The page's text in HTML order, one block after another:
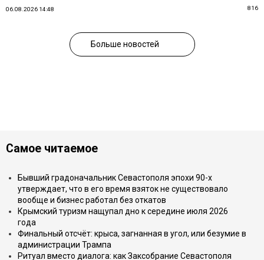
06.08.2026 14:48 816
Больше новостей
Самое читаемое
Бывший градоначальник Севастополя эпохи 90-х
утверждает, что в его время взяток не существовало
вообще и бизнес работал без откатов
Крымский туризм нащупал дно к середине июля 2026
года
Финальный отсчёт: крыса, загнанная в угол, или безумие в
администрации Трампа
Ритуал вместо диалога: как Заксобрание Севастополя